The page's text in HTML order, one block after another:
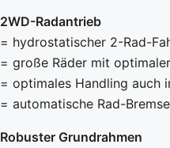
2WD-Radantrieb
= hydrostatischer 2-Rad-
= große Räder mit
= optimales Handling auch
= automatische Rad-
Robuster Grundrahmen